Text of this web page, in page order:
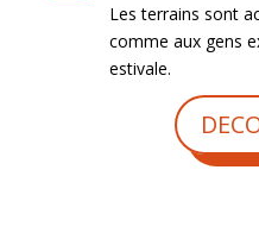
Les terrains sont
comme aux gens
estivale.